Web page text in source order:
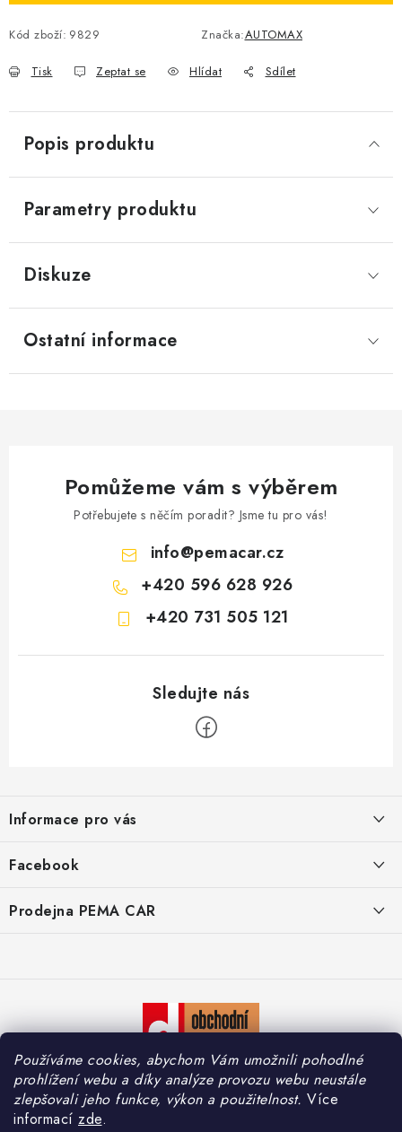
Používáme cookies, abychom Vám umožnili pohodlné
prohlížení webu a díky analýze provozu webu neustále
zlepšovali jeho funkce, výkon a použitelnost. Více
informací zde.
Kód zboží: 9829 Značka:AUTOMAX
Tisk Zeptat se Hlídat Sdílet
Popis produktu
Parametry produktu
Diskuze
Ostatní informace
Pomůžeme vám s výběrem
Potřebujete s něčím poradit? Jsme tu pro vás!
info@pemacar.cz
+420 596 628 926
+420 731 505 121
p
a
Informace pro vás
Zásady zpracování osobních údajů
Facebook
Prodejna PEMA CAR
Po – Pá: 7:30 – 16:00
So – Ne: Zavřeno